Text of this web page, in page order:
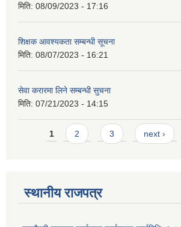
मिति: 08/09/2023 - 17:16
शिक्षक आवश्यकता सम्बन्धी सूचना
मिति: 08/07/2023 - 16:21
सेवा करारमा लिने सम्बन्धी सुचना
मिति: 07/21/2023 - 14:15
Pages
1 2 3 next ›
स्थानीय राजपत्र